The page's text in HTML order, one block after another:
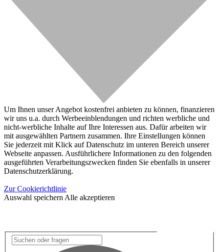
Um Ihnen unser Angebot kostenfrei anbieten zu können, finanzieren
wir uns u.a. durch Werbeeinblendungen und richten werbliche und
nicht-werbliche Inhalte auf Ihre Interessen aus. Dafür arbeiten wir
mit ausgewählten Partnern zusammen. Ihre Einstellungen können
Sie jederzeit mit Klick auf Datenschutz im unteren Bereich unserer
Webseite anpassen. Ausführlichere Informationen zu den folgenden
ausgeführten Verarbeitungszwecken finden Sie ebenfalls in unserer
Datenschutzerklärung.
Zur Cookierichtlinie
Auswahl speichern Alle akzeptieren